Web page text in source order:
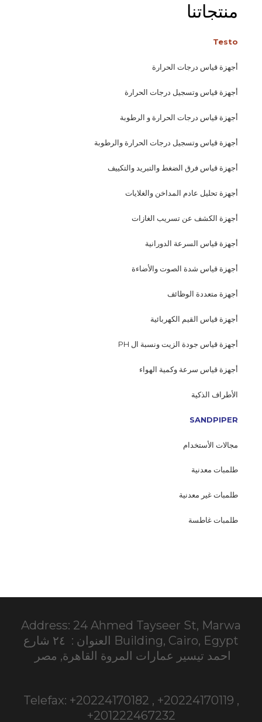
منتجاتنا
Testo
أجهزة قياس درجات الحرارة
أجهزة قياس وتسجيل درجات الحرارة
أجهزة قياس درجات الحرارة و الرطوبة
أجهزة قياس وتسجيل درجات الحرارة والرطوبة
أجهزة قياس فرق الضغط والتبريد والتكييف
أجهزة تحليل عادم المداخن والغلايات
أجهزة الكشف عن تسريب الغازات
أجهزة قياس السرعة الدورانية
أجهزة قياس شدة الصوت والأضاءة
أجهزة متعددة الوظائف
أجهزة قياس القيم الكهربائية
أجهزة قياس جودة الزيت ونسبة ال PH
أجهزة قياس سرعة وكمية الهواء
الأطراف الذكية
SANDPIPER
مجالات الأستخدام
طلمبات معدنية
طلمبات غير معدنية
طلمبات غاطسة
Address: 24 Ahmed Tayseer St, Marwa
Building, Cairo, Egypt العنوان : ٢٤ شارع
احمد تيسير عمارات المروة القاهرة, مصر
Telefax: +20224170182 , +20224170119 ,
+201222467232